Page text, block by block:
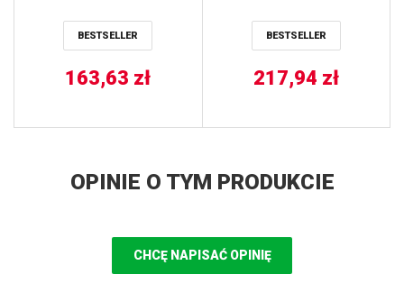
BALLS
BESTSELLER
163,63 zł
BESTSELLER
217,94 zł
OPINIE O TYM PRODUKCIE
CHCĘ NAPISAĆ OPINIĘ